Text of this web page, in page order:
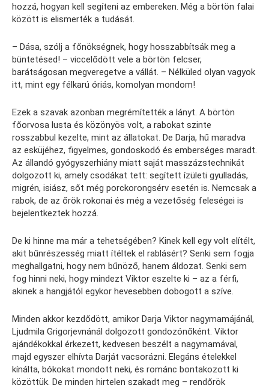
hozzá, hogyan kell segíteni az embereken. Még a börtön falai
között is elismerték a tudását.
– Dása, szólj a főnökségnek, hogy hosszabbítsák meg a
büntetésed! – viccelődött vele a börtön felcser,
barátságosan megveregetve a vállát. – Nélküled olyan vagyok
itt, mint egy félkarú óriás, komolyan mondom!
Ezek a szavak azonban megrémítették a lányt. A börtön
főorvosa lusta és közönyös volt, a rabokat szinte
rosszabbul kezelte, mint az állatokat. De Darja, hű maradva
az esküjéhez, figyelmes, gondoskodó és emberséges maradt.
Az állandó gyógyszerhiány miatt saját masszázstechnikát
dolgozott ki, amely csodákat tett: segített ízületi gyulladás,
migrén, isiász, sőt még porckorongsérv esetén is. Nemcsak a
rabok, de az őrök rokonai és még a vezetőség feleségei is
bejelentkeztek hozzá.
De ki hinne ma már a tehetségében? Kinek kell egy volt elítélt,
akit bűnrészesség miatt ítéltek el rablásért? Senki sem fogja
meghallgatni, hogy nem bűnöző, hanem áldozat. Senki sem
fog hinni neki, hogy mindezt Viktor eszelte ki – az a férfi,
akinek a hangjától egykor hevesebben dobogott a szíve.
Minden akkor kezdődött, amikor Darja Viktor nagymamájánál,
Ljudmila Grigorjevnánál dolgozott gondozónőként. Viktor
ajándékokkal érkezett, kedvesen beszélt a nagymamával,
majd egyszer elhívta Darját vacsorázni. Elegáns ételekkel
kínálta, bókokat mondott neki, és románc bontakozott ki
közöttük. De minden hirtelen szakadt meg – rendőrök